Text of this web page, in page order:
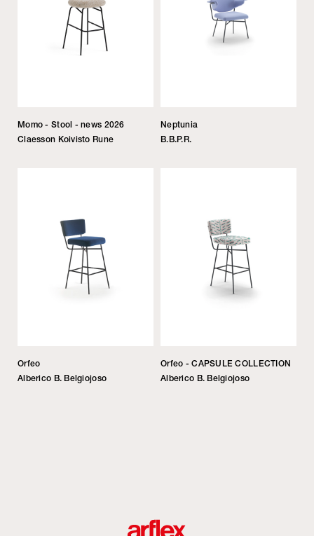
Momo - Stool - news 2026
Claesson Koivisto Rune
Neptunia
B.B.P.R.
Orfeo
Alberico B. Belgiojoso
Orfeo - CAPSULE COLLECTION
Alberico B. Belgiojoso